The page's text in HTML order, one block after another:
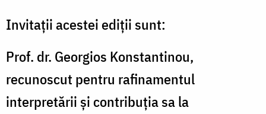
Invitații acestei ediții sunt:
Prof. dr. Georgios Konstantinou,
recunoscut pentru rafinamentul
interpretării și contribuția sa la